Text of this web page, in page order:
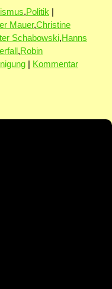
,Politik
Mauer,Christine
Schabowski,Hanns
,Robin
Kommentar